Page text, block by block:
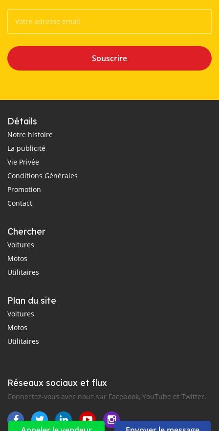
Souscrire
Détails
Notre histoire
La publicité
Vie Privée
Conditions Générales
Promotion
Contact
Chercher
Voitures
Motos
Utilitaires
Plan du site
Voitures
Motos
Utilitaires
Réseaux sociaux et flux
Connectez-vous avec nous sur Facebook, YouTube et Twitter.